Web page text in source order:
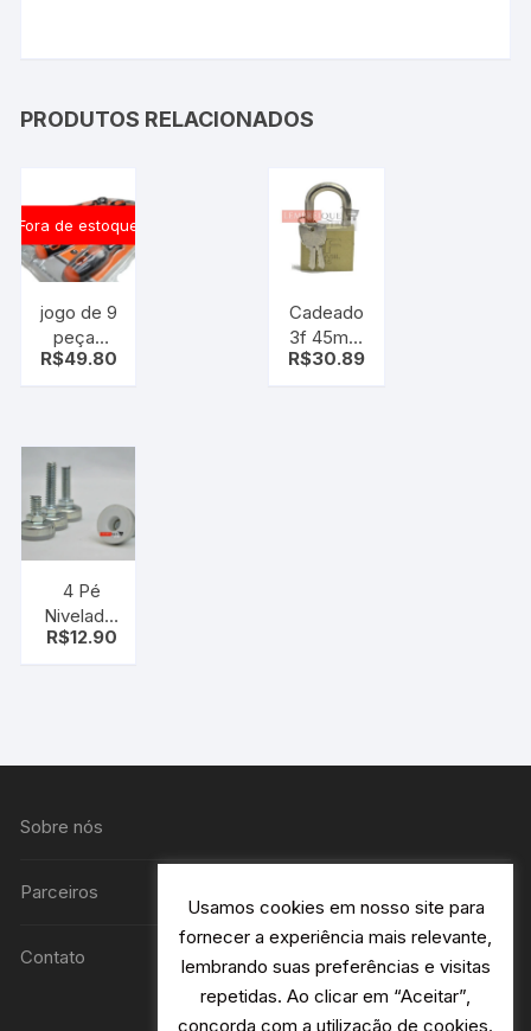
PRODUTOS RELACIONADOS
Fora de estoque
jogo de 9
peças
chave de
R$49.80
Cadeado
3f 45mm
grande
R$30.89
4 Pé
Nivelador
Regulável
R$12.90
Sobre nós
Parceiros
Contato
Usamos cookies em nosso site para
fornecer a experiência mais relevante,
lembrando suas preferências e visitas
repetidas. Ao clicar em “Aceitar”,
concorda com a utilização de cookies.